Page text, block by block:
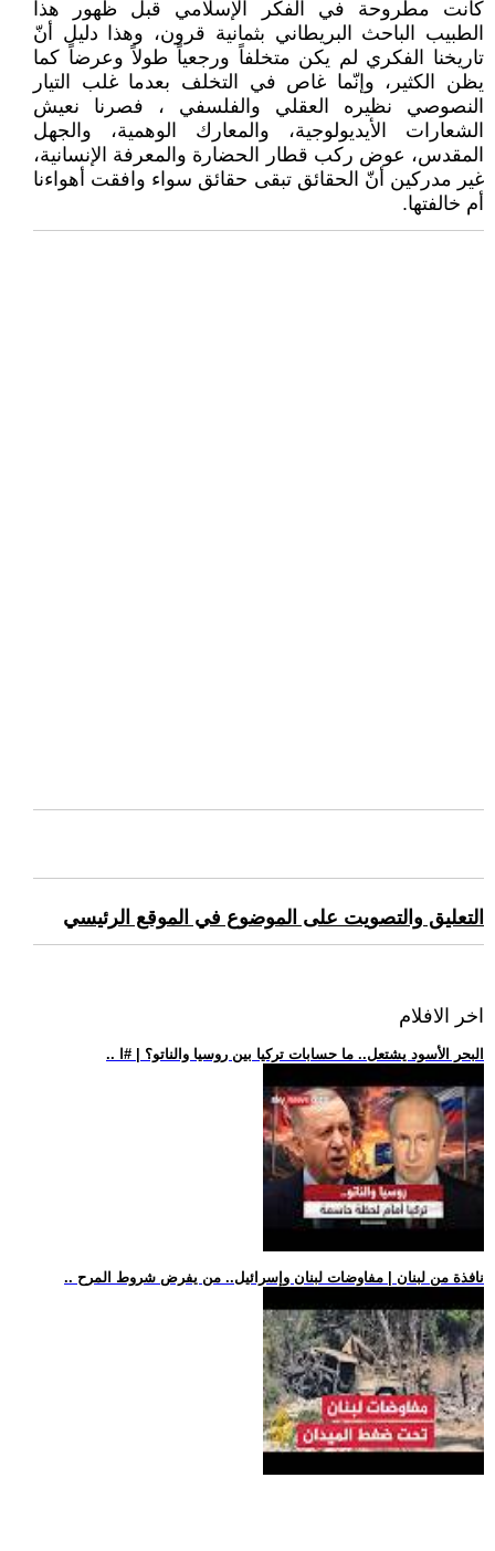
كانت مطروحة في الفكر الإسلامي قبل ظهور هذا
الطبيب الباحث البريطاني بثمانية قرون، وهذا دليل أنّ
تاريخنا الفكري لم يكن متخلفاً ورجعياً طولاً وعرضاً كما
يظن الكثير، وإنّما غاص في التخلف بعدما غلب التيار
النصوصي نظيره العقلي والفلسفي ، فصرنا نعيش
الشعارات الأيديولوجية، والمعارك الوهمية، والجهل
المقدس، عوض ركب قطار الحضارة والمعرفة الإنسانية،
غير مدركين أنّ الحقائق تبقى حقائق سواء وافقت أهواءنا
أم خالفتها.
التعليق والتصويت على الموضوع في الموقع الرئيسي
اخر الافلام
.. البحر الأسود يشتعل.. ما حسابات تركيا بين روسيا والناتو؟ | #ا
.. نافذة من لبنان | مفاوضات لبنان وإسرائيل.. من يفرض شروط المرح